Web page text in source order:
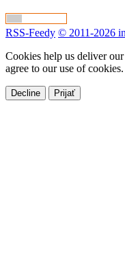
RSS-Feedy © 2011-2026
Cookies help us deliver
agree to our use of cookies.
Decline Prijať